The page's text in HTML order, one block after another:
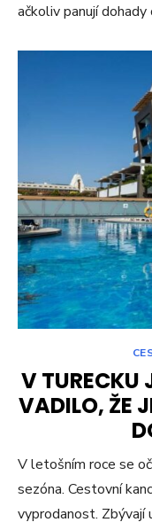
ačkoliv panují
V TURECKU
VADILO, ŽE
V letošním roce se
sezóna. Cestovní
vyprodanost. Zbývají